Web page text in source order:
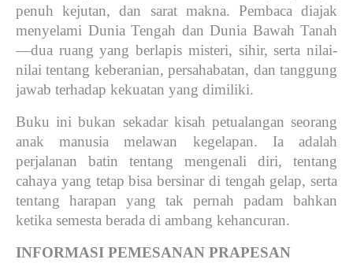
penuh kejutan, dan sarat makna. Pembaca diajak
menyelami Dunia Tengah dan Dunia Bawah Tanah
—dua ruang yang berlapis misteri, sihir, serta nilai-
nilai tentang keberanian, persahabatan, dan tanggung
jawab terhadap kekuatan yang dimiliki.
Buku ini bukan sekadar kisah petualangan seorang
anak manusia melawan kegelapan. Ia adalah
perjalanan batin tentang mengenali diri, tentang
cahaya yang tetap bisa bersinar di tengah gelap, serta
tentang harapan yang tak pernah padam bahkan
ketika semesta berada di ambang kehancuran.
INFORMASI PEMESANAN PRAPESAN